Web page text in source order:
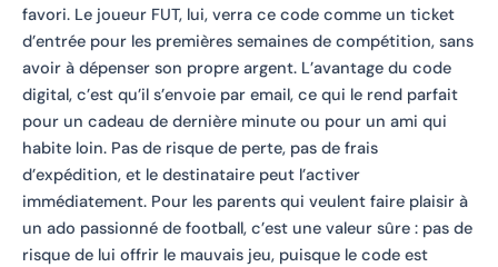
favori. Le joueur FUT, lui, verra ce code comme un ticket
d’entrée pour les premières semaines de compétition, sans
avoir à dépenser son propre argent. L’avantage du code
digital, c’est qu’il s’envoie par email, ce qui le rend parfait
pour un cadeau de dernière minute ou pour un ami qui
habite loin. Pas de risque de perte, pas de frais
d’expédition, et le destinataire peut l’activer
immédiatement. Pour les parents qui veulent faire plaisir à
un ado passionné de football, c’est une valeur sûre : pas de
risque de lui offrir le mauvais jeu, puisque le code est